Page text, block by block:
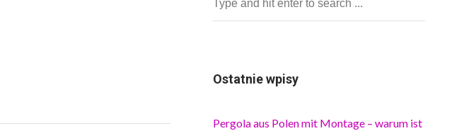
Ostatnie wpisy
Pergola aus Polen mit Montage – warum ist